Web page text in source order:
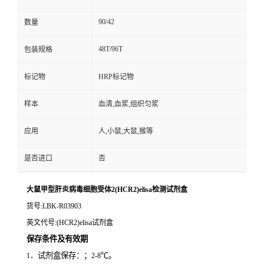
数量 90/42
包装规格 48T/96T
标记物 HRP标记物
样本 血清,血浆,组织匀浆
应用 人,小鼠,大鼠,猴等
是否进口 否
大鼠甲型肝炎病毒细胞受体2(HCR2)elisa检测试剂盒
货号:LBK-R03903
英文代号:(HCR2)elisa试剂盒
保存条件及有效期
1．试剂盒保存：； 2-8℃。